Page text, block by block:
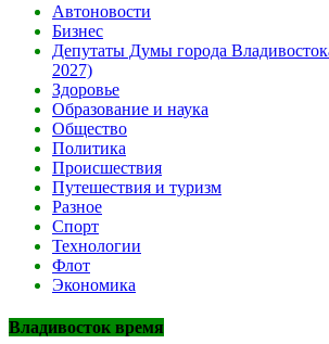
Автоновости
Бизнес
Депутаты Думы города
2027)
Здоровье
Образование и наука
Общество
Политика
Происшествия
Путешествия и туризм
Разное
Спорт
Технологии
Флот
Экономика
Владивосток время